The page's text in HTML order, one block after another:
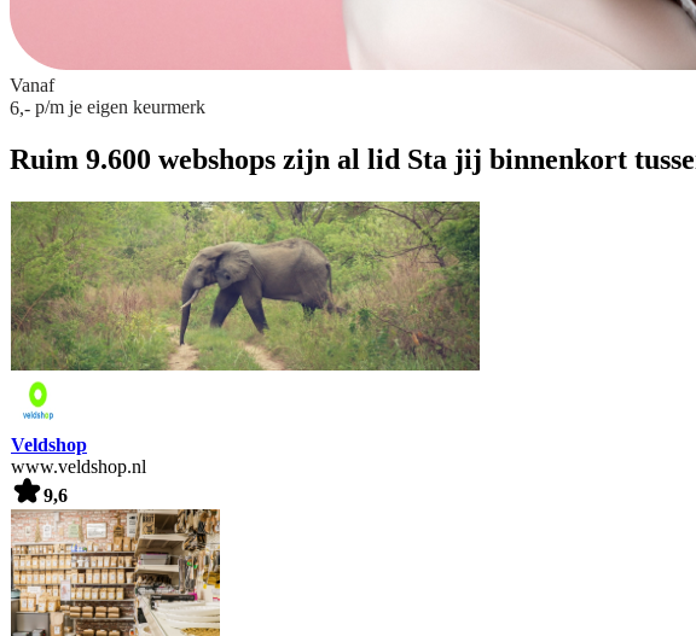
Vanaf
6,- p/m je eigen keurmerk
Ruim 9.600 webshops zijn al lid Sta jij binnenkort
Veldshop
www.veldshop.nl
9,6